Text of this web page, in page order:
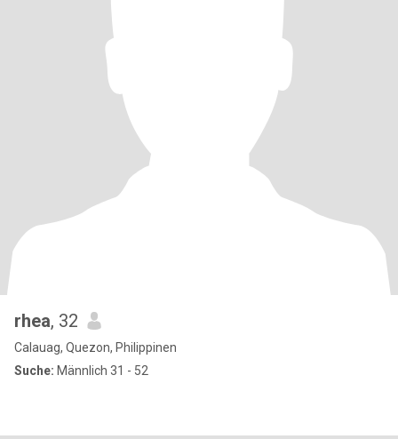
rhea, 32
Calauag, Quezon, Philippinen
Suche: Männlich 31 - 52